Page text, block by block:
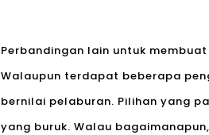
Perbandingan lain untuk
Walaupun terdapat beberapa
bernilai pelaburan. Pilihan yang
yang buruk. Walau